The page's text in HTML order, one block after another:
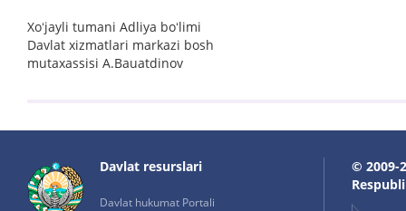
Xoʻjayli tumani Adliya boʻlimi
Davlat xizmatlari markazi bosh
mutaxassisi A.Bauatdinov
Davlat resurslari
Davlat hukumat Portali
© 2009-